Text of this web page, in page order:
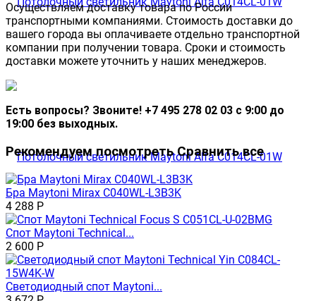
Осуществляем доставку товара по России
транспортными компаниями. Стоимость доставки до
вашего города вы оплачиваете отдельно транспортной
компании при получении товара. Сроки и стоимость
доставки можете уточнить у наших менеджеров.
Есть вопросы? Звоните! +7 495 278 02 03 с 9:00 до
19:00 без выходных.
Рекомендуем посмотретьСравнить все
Бра Maytoni Mirax C040WL-L3B3K
4 288 Р
Спот Maytoni Technical...
2 600 Р
Светодиодный спот Maytoni...